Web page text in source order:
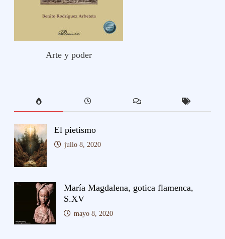
Arte y poder
El pietismo
julio 8, 2020
María Magdalena, gotica flamenca,
S.XV
mayo 8, 2020